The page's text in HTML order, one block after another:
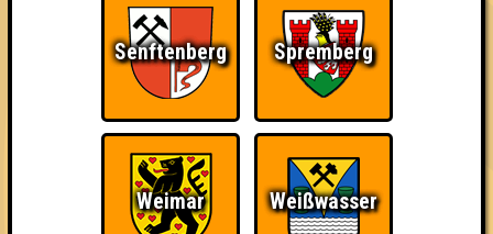
Knapp daneben! Erster! So kurz vorm Sieg!
Senftenberg Spremberg
Weimar Weißwasser